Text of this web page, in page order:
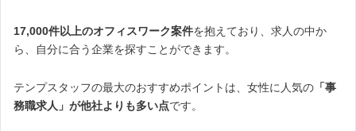
17,000件以上のオフィスワーク案件を抱えており、求人の中か
ら、自分に合う企業を探すことができます。
テンプスタッフの最大のおすすめポイントは、女性に人気の 「事
務職求人」が他社よりも多い点です。